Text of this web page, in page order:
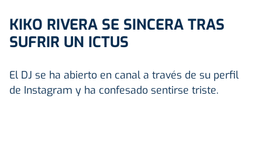
KIKO RIVERA SE SINCERA TRAS
SUFRIR UN ICTUS
El DJ se ha abierto en canal a través de su perfil
de Instagram y ha confesado sentirse triste.